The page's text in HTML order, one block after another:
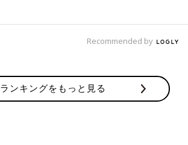
Recommended by
ランキングをもっと見る